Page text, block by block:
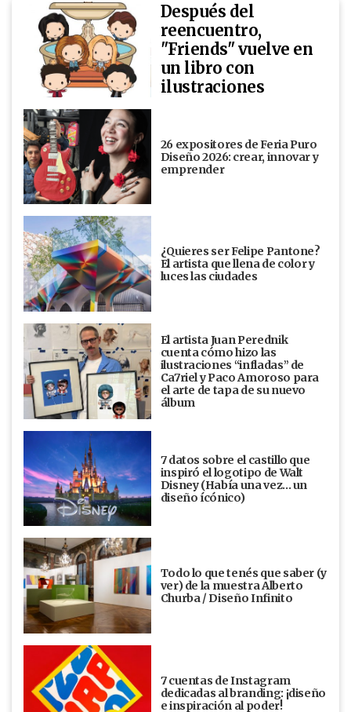
Después del
reencuentro,
"Friends" vuelve en
un libro con
ilustraciones
26 expositores de Feria Puro
Diseño 2026: crear, innovar y
emprender
¿Quieres ser Felipe Pantone?
El artista que llena de color y
luces las ciudades
El artista Juan Perednik
cuenta cómo hizo las
ilustraciones “infladas” de
Ca7riel y Paco Amoroso para
el arte de tapa de su nuevo
álbum
7 datos sobre el castillo que
inspiró el logotipo de Walt
Disney (Había una vez... un
diseño ícónico)
Todo lo que tenés que saber (y
ver) de la muestra Alberto
Churba / Diseño Infinito
7 cuentas de Instagram
dedicadas al branding: ¡diseño
e inspiración al poder!